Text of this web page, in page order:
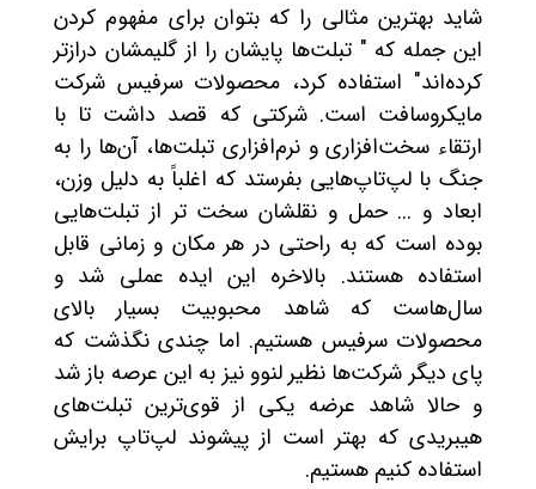
شاید بهترین مثالی را که بتوان برای مفهوم کردن
این جمله که " تبلت‌ها پایشان را از گلیمشان درازتر
کرده‌اند" استفاده کرد، محصولات سرفیس شرکت
مایکروسافت است. شرکتی که قصد داشت تا با
ارتقاء سخت‌افزاری و نرم‌افزاری تبلت‌ها، آن‌ها را به
جنگ با لپ‌تاپ‌هایی بفرستد که اغلباً به دلیل وزن،
ابعاد و ... حمل و نقلشان سخت تر از تبلت‌هایی
بوده است که به راحتی در هر مکان و زمانی قابل
استفاده هستند. بالاخره این ایده عملی شد و
سال‌هاست که شاهد محبوبیت بسیار بالای
محصولات سرفیس هستیم. اما چندی نگذشت که
پای دیگر شرکت‌ها نظیر لنوو نیز به این عرصه باز شد
و حالا شاهد عرضه یکی از قوی‌ترین تبلت‌های
هیبریدی که بهتر است از پیشوند لپ‌تاپ برایش
استفاده کنیم هستیم.